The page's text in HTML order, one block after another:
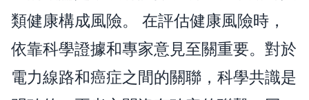
類健康構成風險。 在評估健康風險時，
依靠科學證據和專家意見至關重要。對於
電力線路和癌症之間的關聯，科學共識是